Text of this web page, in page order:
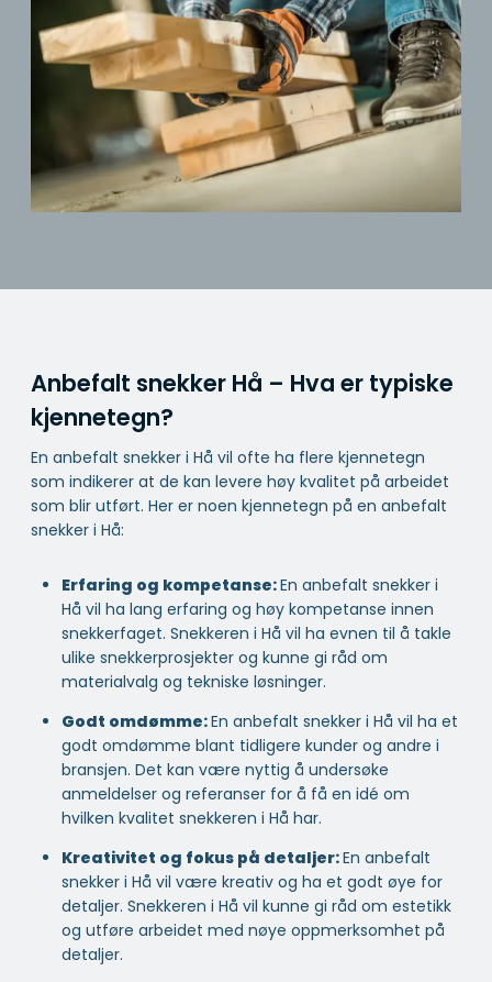
Anbefalt snekker Hå – Hva er typiske
kjennetegn?
En anbefalt snekker i Hå vil ofte ha flere kjennetegn
som indikerer at de kan levere høy kvalitet på arbeidet
som blir utført. Her er noen kjennetegn på en anbefalt
snekker i Hå:
Erfaring og kompetanse:En anbefalt snekker i
Hå vil ha lang erfaring og høy kompetanse innen
snekkerfaget. Snekkeren i Hå vil ha evnen til å takle
ulike snekkerprosjekter og kunne gi råd om
materialvalg og tekniske løsninger.
Godt omdømme:En anbefalt snekker i Hå vil ha et
godt omdømme blant tidligere kunder og andre i
bransjen. Det kan være nyttig å undersøke
anmeldelser og referanser for å få en idé om
hvilken kvalitet snekkeren i Hå har.
Kreativitet og fokus på detaljer:En anbefalt
snekker i Hå vil være kreativ og ha et godt øye for
detaljer. Snekkeren i Hå vil kunne gi råd om estetikk
og utføre arbeidet med nøye oppmerksomhet på
detaljer.